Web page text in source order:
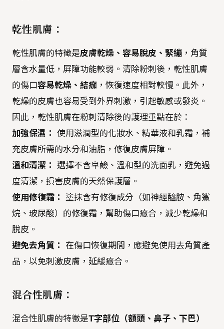
乾性肌膚：
乾性肌膚的特徵是皮膚乾燥、容易脫皮、緊繃 ，角質
層含水量低，屏障功能較弱。清除粉刺後，乾性肌膚
的傷口容易乾燥、結痂 ，恢復速度相對較慢。此外，
乾燥的皮膚也容易受到外界刺激，引起敏感或發炎。
因此，乾性肌膚在粉刺清除後的護理重點在於：
加強保濕： 使用滋潤型的化妝水、精華液和乳霜，補
充皮膚所需的水分和油脂，修復皮膚屏障。
溫和清潔：
選擇不含皁鹼、溫和型的洗面乳，避免過
度清潔，損害皮膚的天然保護層。
使用修復霜：
塗抹含有修復成分（如神經醯胺、角鯊
烷、玻尿酸）的修復霜，幫助傷口癒合，減少乾燥和
脫皮。
避免去角質： 在傷口恢復期間，應避免使用去角質產
品，以免刺激皮膚，延緩癒合。
混合性肌膚：
混合性肌膚的特徵是T字部位（額頭、鼻子、下巴）